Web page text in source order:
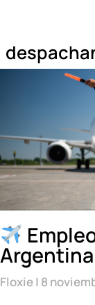
Floxie 8